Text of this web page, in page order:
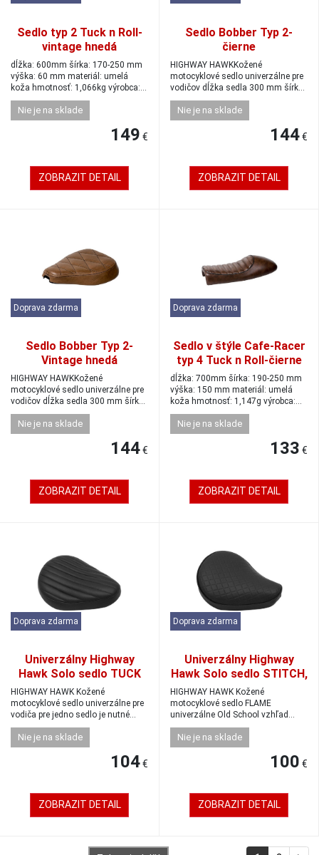
Sedlo typ 2 Tuck n Roll-
vintage hnedá
dĺžka: 600mm šírka: 170-250 mm
výška: 60 mm materiál: umelá
koža hmotnosť: 1,066kg výrobca:
Highway ...
Nie je na sklade
149 €
ZOBRAZIT DETAIL
Sedlo Bobber Typ 2-
čierne
HIGHWAY HAWKKožené
motocyklové sedlo univerzálne pre
vodičov dĺžka sedla 300 mm šírka
sedla 265 mm š...
Nie je na sklade
144€
ZOBRAZIT DETAIL
Doprava zdarma
Sedlo Bobber Typ 2-
Vintage hnedá
HIGHWAY HAWKKožené
motocyklové sedlo univerzálne pre
vodičov dĺžka sedla 300 mm šírka
sedla 265 mm š...
Nie je na sklade
144€
ZOBRAZIT DETAIL
Doprava zdarma
Sedlo v štýle Cafe-Racer
typ 4 Tuck n Roll-čierne
dĺžka: 700mm šírka: 190-250 mm
výška: 150 mm materiál: umelá
koža hmotnosť: 1,147g výrobca:
Highway ...
Nie je na sklade
133 €
ZOBRAZIT DETAIL
Doprava zdarma
Univerzálny Highway
Hawk Solo sedlo TUCK
AND ROLL nízke, čierna
HIGHWAY HAWK Kožené
motocyklové sedlo univerzálne pre
vodiča pre jedno sedlo je nutné
použiť ...
Nie je na sklade
104€
ZOBRAZIT DETAIL
Doprava zdarma
Univerzálny Highway
Hawk Solo sedlo STITCH,
malé 320x245mm, koža
HIGHWAY HAWK Kožené
motocyklové sedlo FLAME
univerzálne Old School vzhľad
Sedlo je potiahnuté ...
Nie je na sklade
100 €
ZOBRAZIT DETAIL